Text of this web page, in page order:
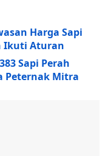
Harga Sapi
Ikuti Aturan
Sapi Perah
Peternak Mitra